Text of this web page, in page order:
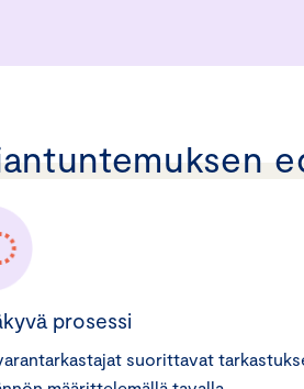
prosessi
suorittavat